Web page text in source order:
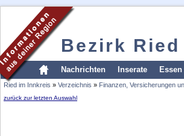
Bezirk
Nachrichten Inserate
Ried im Innkreis » Verzeichnis » Finanzen, Versicherungen
zurück zur letzten Auswahl